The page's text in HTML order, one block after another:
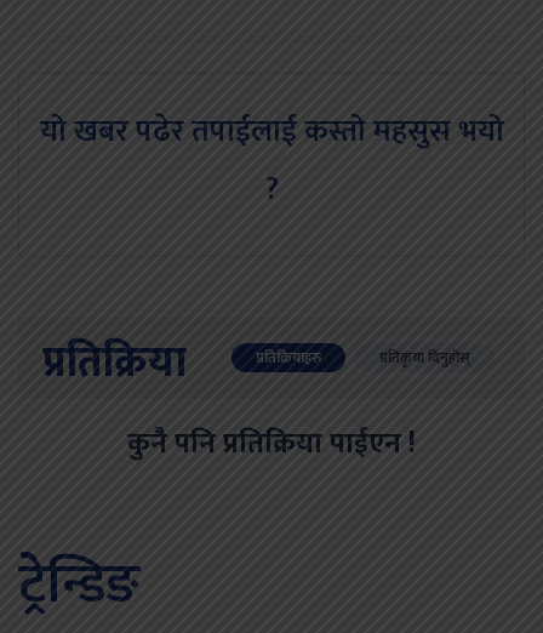
यो खबर पढेर तपाईलाई कस्तो महसुस भयो
?
प्रतिक्रिया प्रतिक्रियाहरु प्रतिकृया दिनुहोस्
कुनै पनि प्रतिक्रिया पाईएन !
ट्रेन्डिङ